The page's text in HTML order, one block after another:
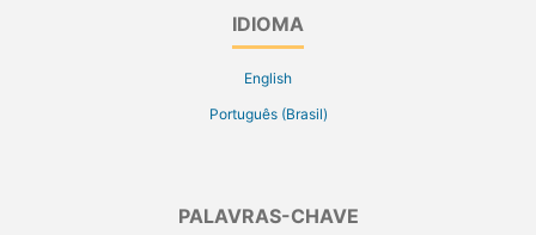
IDIOMA
English
Português (Brasil)
PALAVRAS-CHAVE